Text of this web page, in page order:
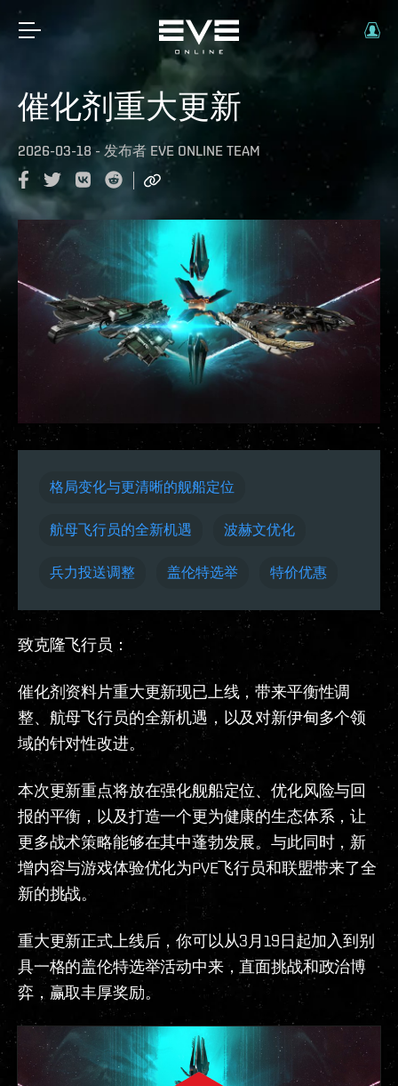
催化剂重大更新
2026-03-18 - 发布者 EVE ONLINE TEAM
格局变化与更清晰的舰船定位
航母飞行员的全新机遇 波赫文优化
兵力投送调整 盖伦特选举 特价优惠
致克隆飞行员：
催化剂资料片重大更新现已上线，带来平衡性调
整、航母飞行员的全新机遇，以及对新伊甸多个领
域的针对性改进。
本次更新重点将放在强化舰船定位、优化风险与回
报的平衡，以及打造一个更为健康的生态体系，让
更多战术策略能够在其中蓬勃发展。与此同时，新
增内容与游戏体验优化为PVE飞行员和联盟带来了全
新的挑战。
重大更新正式上线后，你可以从3月19日起加入到别
具一格的盖伦特选举活动中来，直面挑战和政治博
弈，赢取丰厚奖励。